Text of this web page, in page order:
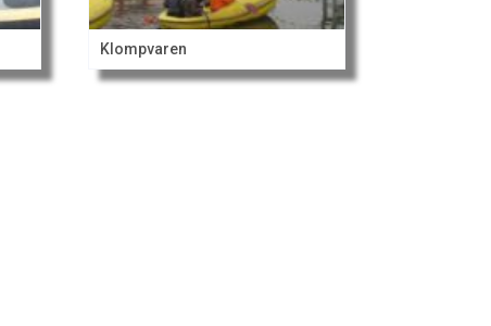
Klompvaren